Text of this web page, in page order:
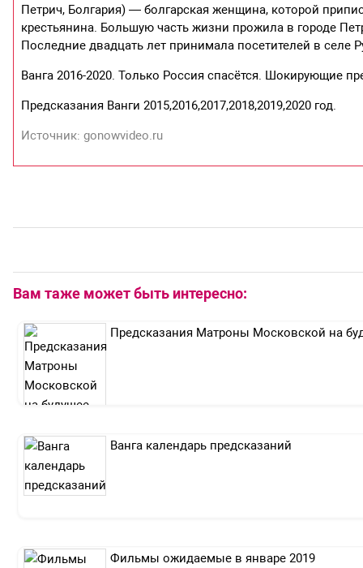
Петрич, Болгария) — болгарская женщина, которой
крестьянина. Большую часть жизни прожила в городе
Последние двадцать лет принимала посетителей в селе
Ванга 2016-2020. Только Россия спасётся. Шокирующие
Предсказания Ванги 2015,2016,2017,2018,2019,2020 год.
Источник: gonowvideo.ru
Вам таже может быть интересно:
Предсказания Матроны Московской на
Ванга календарь предсказаний
Фильмы ожидаемые в январе 2019